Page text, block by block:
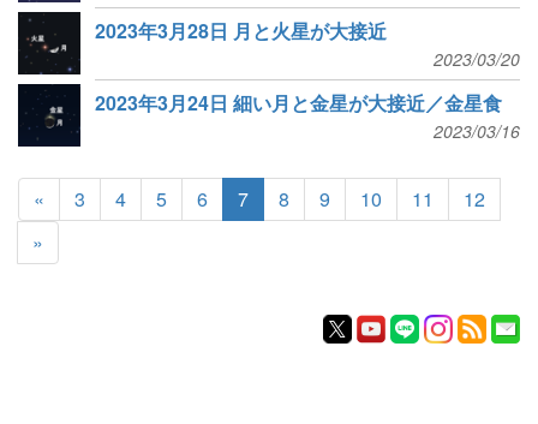
2023年3月28日 月と火星が大接近
2023/03/20
2023年3月24日 細い月と金星が大接近／金星食
2023/03/16
« 3 4 5 6 7 8 9 10 11
12
»